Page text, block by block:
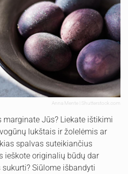
Anna Mente | Shutterstock.com
Jūs? Liekate ištikimi
lukštais ir žolelėmis ar
spalvas suteikiančius
ieškote originalių būdų dar
Siūlome išbandyti